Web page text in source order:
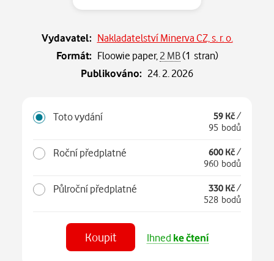
Vydavatel: Nakladatelství Minerva CZ, s. r. o.
Formát: Floowie paper, 2 MB(1 stran)
Publikováno: 24. 2. 2026
Toto vydání 59 Kč/
95 bodů
Roční předplatné 600 Kč/
960 bodů
Půlroční předplatné 330 Kč/
528 bodů
Koupit Ihned ke čtení